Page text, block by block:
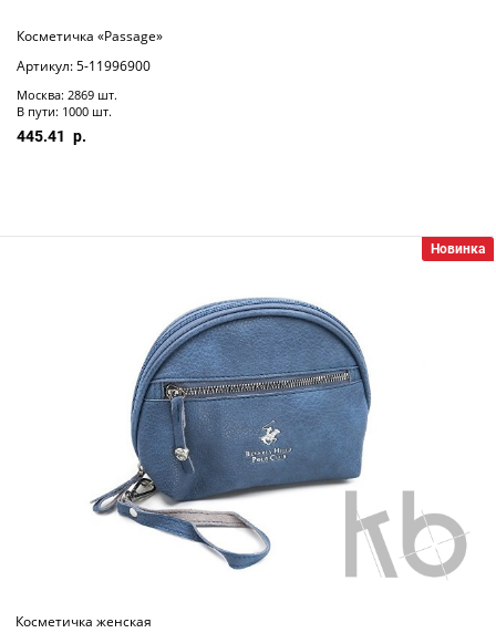
Косметичка «Passage»
Артикул: 5-11996900
Москва: 2869 шт.
В пути: 1000 шт.
445.41
Новинка
Косметичка женская